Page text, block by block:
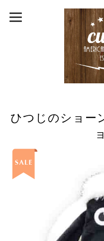
ひつじのショー